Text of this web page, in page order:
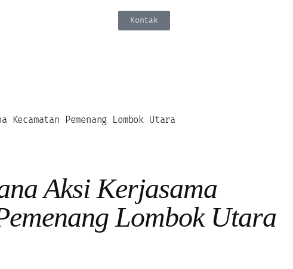
Kontak
Pemenang Lombok Utara
Aksi Kerjasama
Lombok Utara